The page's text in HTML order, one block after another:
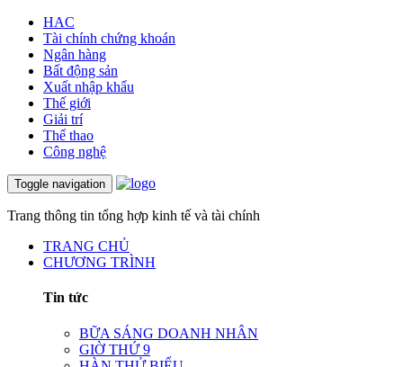
HAC
Tài chính chứng khoán
Ngân hàng
Bất động sản
Xuất nhập khẩu
Thế giới
Giải trí
Thể thao
Công nghệ
Toggle navigation
Trang thông tin tổng hợp kinh tế và tài chính
TRANG CHỦ
CHƯƠNG TRÌNH
Tin tức
BỮA SÁNG DOANH NHÂN
GIỜ THỨ 9